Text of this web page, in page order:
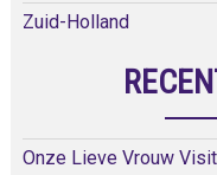
Zuid-Holland
Onze Lieve Vrouw